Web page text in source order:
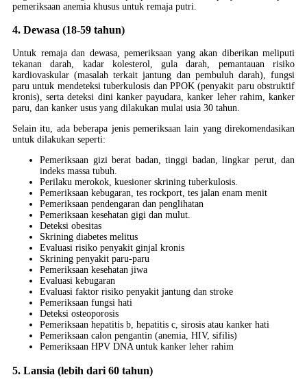
pemeriksaan anemia khusus untuk remaja putri.
4. Dewasa (18-59 tahun)
Untuk remaja dan dewasa, pemeriksaan yang akan diberikan meliputi
tekanan darah, kadar kolesterol, gula darah, pemantauan risiko
kardiovaskular (masalah terkait jantung dan pembuluh darah), fungsi
paru untuk mendeteksi tuberkulosis dan PPOK (penyakit paru obstruktif
kronis), serta deteksi dini kanker payudara, kanker leher rahim, kanker
paru, dan kanker usus yang dilakukan mulai usia 30 tahun.
Selain itu, ada beberapa jenis pemeriksaan lain yang direkomendasikan
untuk dilakukan seperti:
Pemeriksaan gizi berat badan, tinggi badan, lingkar perut, dan
indeks massa tubuh.
Perilaku merokok, kuesioner skrining tuberkulosis.
Pemeriksaan kebugaran, tes rockport, tes jalan enam menit
Pemeriksaan pendengaran dan penglihatan
Pemeriksaan kesehatan gigi dan mulut.
Deteksi obesitas
Skrining diabetes melitus
Evaluasi risiko penyakit ginjal kronis
Skrining penyakit paru-paru
Pemeriksaan kesehatan jiwa
Evaluasi kebugaran
Evaluasi faktor risiko penyakit jantung dan stroke
Pemeriksaan fungsi hati
Deteksi osteoporosis
Pemeriksaan hepatitis b, hepatitis c, sirosis atau kanker hati
Pemeriksaan calon pengantin (anemia, HIV, sifilis)
Pemeriksaan HPV DNA untuk kanker leher rahim
5. Lansia (lebih dari 60 tahun)